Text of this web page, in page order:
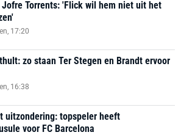
Torrents: 'Flick wil hem niet uit het
17:20
zo staan Ter Stegen en Brandt ervoor
16:38
uitzondering: topspeler heeft
voor FC Barcelona